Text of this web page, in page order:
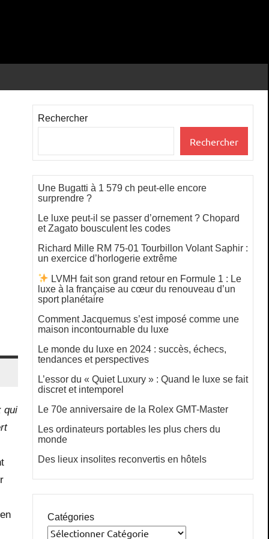
qui
Rechercher
Rechercher
Une Bugatti à 1 579 ch peut-elle encore
surprendre ?
Le luxe peut-il se passer d’ornement ? Chopard
et Zagato bousculent les codes
Richard Mille RM 75-01 Tourbillon Volant Saphir :
un exercice d’horlogerie extrême
LVMH fait son grand retour en Formule 1 : Le
luxe à la française au cœur du renouveau d’un
sport planétaire
Comment Jacquemus s’est imposé comme une
maison incontournable du luxe
Le monde du luxe en 2024 : succès, échecs,
tendances et perspectives
L’essor du « Quiet Luxury » : Quand le luxe se fait
discret et intemporel
Le 70e anniversaire de la Rolex GMT-Master
Les ordinateurs portables les plus chers du
monde
Des lieux insolites reconvertis en hôtels
Catégories